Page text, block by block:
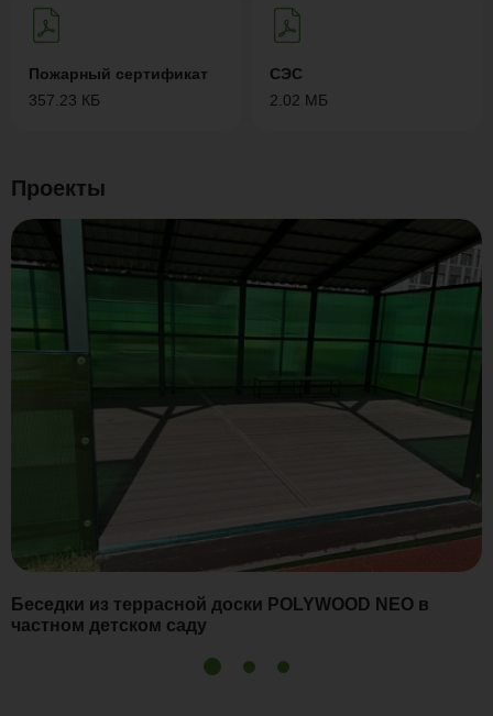
Пожарный сертификат
357.23 КБ
СЭС
2.02 МБ
Проекты
Беседки из террасной доски POLYWOOD NEO в
частном детском саду